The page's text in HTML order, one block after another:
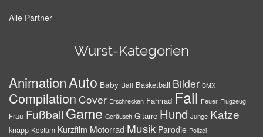
Alle Partner
Wurst-Kategorien
AnimationAuto Baby Ball Basketball Bilder BMX
Compilation Cover Erschrecken Fahrrad Fail Feuer Flugzeug
Frau Fußball Game Geräusch Gitarre Hund Junge Katze
knapp Kostüm Kurzfilm Motorrad Musik Parodie Polizei